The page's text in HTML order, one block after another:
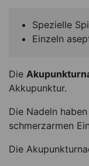
Spezielle
Einzeln
Die
Akkupunktur.
Die Nadeln
schmerzarmen
Die